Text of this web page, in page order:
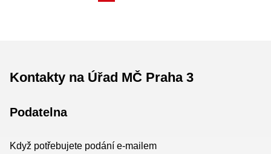
Kontakty na Úřad MČ Praha 3
Podatelna
Když potřebujete podání e-mailem